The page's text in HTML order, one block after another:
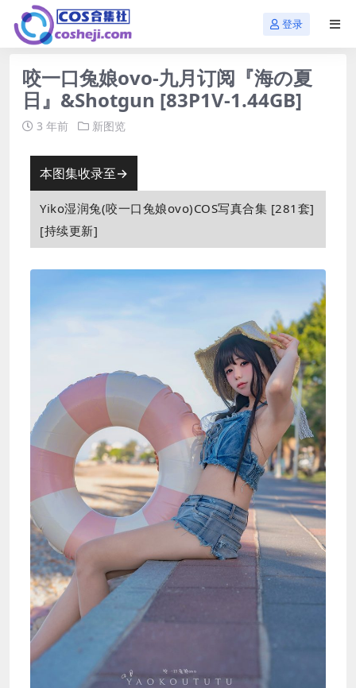
登录
咬一口兔娘ovo-九月订阅『海の夏
日』&Shotgun [83P1V-1.44GB]
3 年前 新图览
本图集收录至→
Yiko湿润兔(咬一口兔娘ovo)COS写真合集 [281套]
[持续更新]